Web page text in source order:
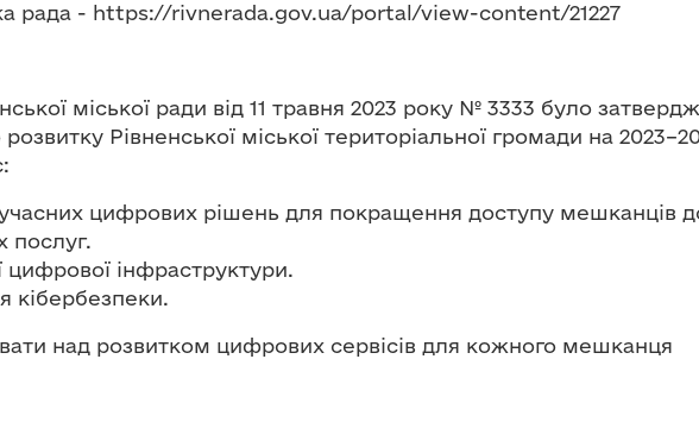
рада - https://rivnerada.gov.ua/portal/view-content/21227
міської ради від 11 травня 2023 року № 3333 було
Рівненської міської територіальної громади на
цифрових рішень для покращення доступу мешканців
послуг.
цифрової інфраструктури.
кібербезпеки.
над розвитком цифрових сервісів для кожного мешканця